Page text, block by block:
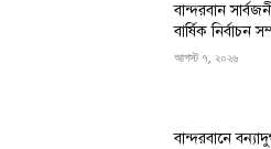
বান্দরবান
বার্ষিক নির্বাচন
আগস্ট ৭, ২০২৬
বান্দরবানে